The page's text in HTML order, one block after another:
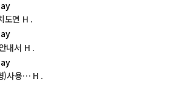
도면 H .
내서 H .
)사용… H .